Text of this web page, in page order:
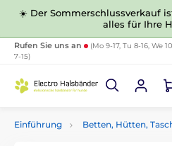
☀️ Der Sommerschlussverkauf
alles für Ihre
Rufen Sie uns an
(Mo 9-17, Tu 8-16, We
7-15)
Einführung Betten, Hütten,